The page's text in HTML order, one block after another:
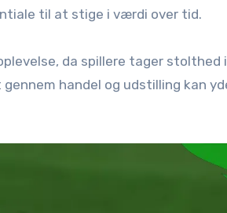
til at stige i værdi over tid.
da spillere tager stolthed
handel og udstilling kan